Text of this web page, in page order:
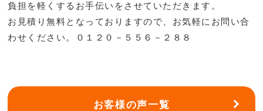
負担を軽くするお手伝いをさせていただきます。
お見積り無料となっておりますので、お気軽にお問い合
わせください。０１２０－５５６－２８８
お客様の声一覧